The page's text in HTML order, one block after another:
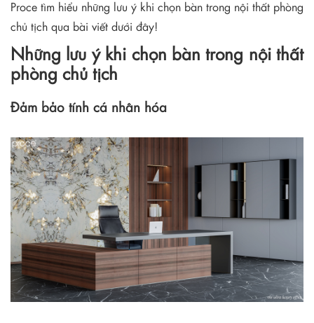
Proce tìm hiểu những lưu ý khi chọn bàn trong nội thất phòng
chủ tịch qua bài viết dưới đây!
Những lưu ý khi chọn bàn trong nội thất
phòng chủ tịch
Đảm bảo tính cá nhân hóa